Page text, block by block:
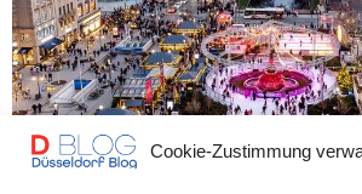
Cookie-Zustimmung